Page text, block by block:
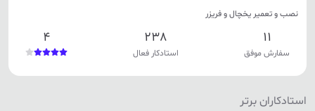
نصب و تعمیر یخچال و فریزر
11
سفارش موفق
238
استادکار فعال
4
استادکاران برتر